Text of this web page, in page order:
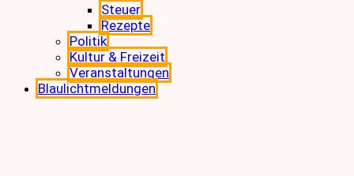
Steuer
Rezepte
Politik
Kultur & Freizeit
Veranstaltungen
Blaulichtmeldungen